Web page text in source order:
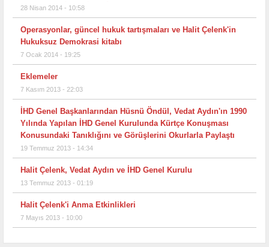
28 Nisan 2014 - 10:58
Operasyonlar, güncel hukuk tartışmaları ve Halit Çelenk'in
Hukuksuz Demokrasi kitabı
7 Ocak 2014 - 19:25
Eklemeler
7 Kasım 2013 - 22:03
İHD Genel Başkanlarından Hüsnü Öndül, Vedat Aydın'ın 1990
Yılında Yapılan İHD Genel Kurulunda Kürtçe Konuşması
Konusundaki Tanıklığını ve Görüşlerini Okurlarla Paylaştı
19 Temmuz 2013 - 14:34
Halit Çelenk, Vedat Aydın ve İHD Genel Kurulu
13 Temmuz 2013 - 01:19
Halit Çelenk'i Anma Etkinlikleri
7 Mayıs 2013 - 10:00